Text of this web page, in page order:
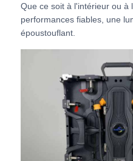
Que ce soit à l'intérieur ou à
performances fiables, une
époustouflant.